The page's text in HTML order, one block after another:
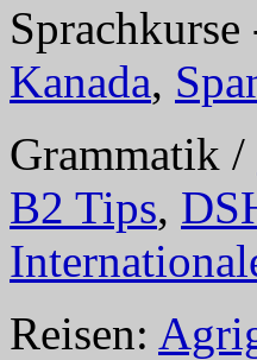
Kanada,
Grammatik /
B2 Tips,
Reisen: